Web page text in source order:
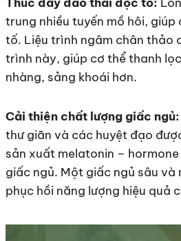
trung nhiều tuyến mồ hôi,
tố. Liệu trình ngâm chân thảo
trình này, giúp cơ thể thanh
nhàng, sảng khoái hơn.
Cải thiện chất lượng giấc ngủ:
thư giãn và các huyệt đạo
sản xuất melatonin –
giấc ngủ. Một giấc ngủ sâu và
phục hồi năng lượng hiệu quả